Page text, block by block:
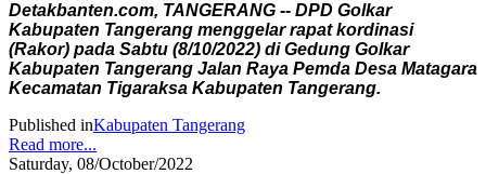
Detakbanten.com, TANGERANG -- DPD Golkar
Kabupaten Tangerang menggelar rapat kordinasi
(Rakor) pada Sabtu (8/10/2022) di Gedung Golkar
Kabupaten Tangerang Jalan Raya Pemda Desa Matagara
Kecamatan Tigaraksa Kabupaten Tangerang.
Published inKabupaten Tangerang
Read more...
Saturday, 08/October/2022